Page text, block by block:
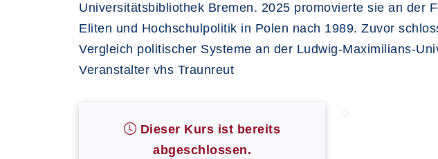
Universitätsbibliothek Bremen. 2025 promovierte sie an der
Eliten und Hochschulpolitik in Polen nach 1989. Zuvor
Vergleich politischer Systeme an der Ludwig-Maximilians-
Veranstalter vhs Traunreut
Dieser Kurs ist bereits
abgeschlossen.